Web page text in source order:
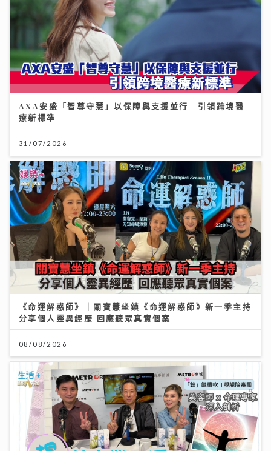
AXA安盛「智尊守慧」以保障與支援並行 引領跨境醫
療新標準
31/07/2026
《命運解惑師》｜關寶慧坐鎮《命運解惑師》新一季主持
分享個人靈異經歷 回應聽眾真實個案
08/08/2026